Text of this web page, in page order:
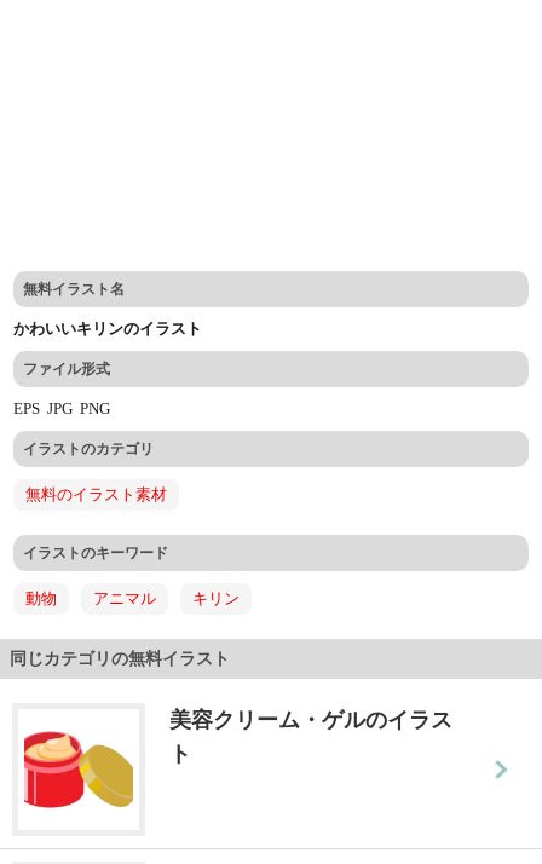
無料イラスト名
かわいいキリンのイラスト
ファイル形式
EPSJPGPNG
イラストのカテゴリ
無料のイラスト素材
イラストのキーワード
動物 アニマル キリン
同じカテゴリの無料イラスト
美容クリーム・ゲルのイラス
ト